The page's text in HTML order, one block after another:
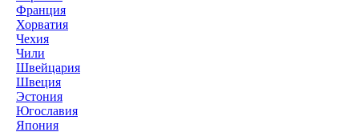
Франция
Хорватия
Чехия
Чили
Швейцария
Швеция
Эстония
Югославия
Япония